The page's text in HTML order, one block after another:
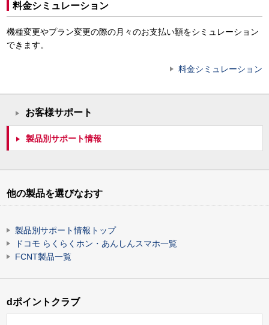
料金シミュレーション
機種変更やプラン変更の際の月々のお支払い額をシミュレーション
できます。
料金シミュレーション
お客様サポート
製品別サポート情報
他の製品を選びなおす
製品別サポート情報トップ
ドコモ らくらくホン・あんしんスマホ一覧
FCNT製品一覧
dポイントクラブ